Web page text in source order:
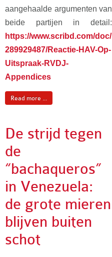
aangehaalde argumenten van
beide partijen in detail:
https://www.scribd.com/doc/
289929487/Reactie-HAV-Op-
Uitspraak-RVDJ-
Appendices
Read more ...
De strijd tegen
de
“bachaqueros”
in Venezuela:
de grote mieren
blijven buiten
schot